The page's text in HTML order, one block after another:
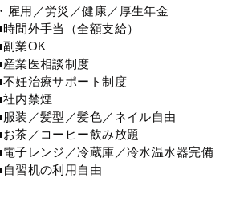
雇用／労災／健康／厚生年金
間外手当（全額支給）
副業OK
産業医相談制度
不妊治療サポート制度
社内禁煙
服装／髪型／髪色／ネイル自由
お茶／コーヒー飲み放題
電子レンジ／冷蔵庫／冷水温水器完備
自習机の利用自由